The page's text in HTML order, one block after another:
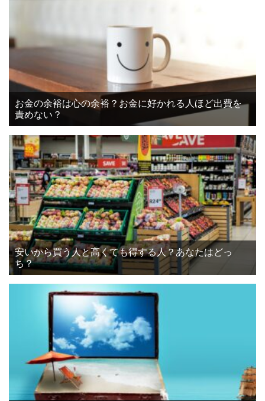
お金の余裕は心の余裕？お金に好かれる人ほど出費を
責めない？
安いから買う人と高くても得する人？あなたはどっ
ち？